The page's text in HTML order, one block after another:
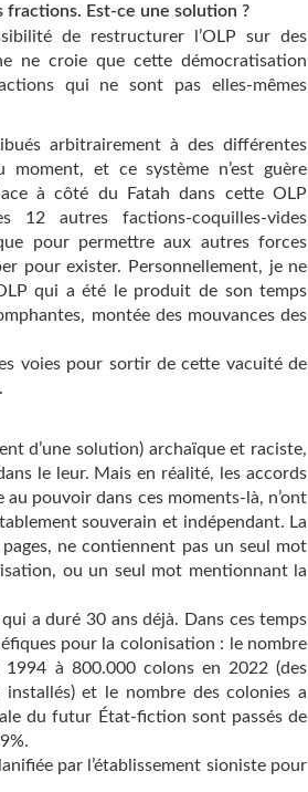
fractions. Est-ce une solution ?
de restructurer l’OLP sur des
ne croie que cette démocratisation
qui ne sont pas elles-mêmes
arbitrairement à des différentes
moment, et ce système n’est guère
à côté du Fatah dans cette OLP
autres factions-coquilles-vides
pour permettre aux autres forces
pour exister. Personnellement, je ne
qui a été le produit de son temps
montée des mouvances des
voies pour sortir de cette vacuité de
d’une solution) archaïque et raciste,
le leur. Mais en réalité, les accords
au pouvoir dans ces moments-là, n’ont
souverain et indépendant. La
ne contiennent pas un seul mot
ou un seul mot mentionnant la
a duré 30 ans déjà. Dans ces temps
pour la colonisation : le nombre
à 800.000 colons en 2022 (des
et le nombre des colonies a
du futur État-fiction sont passés de
par l’établissement sioniste pour